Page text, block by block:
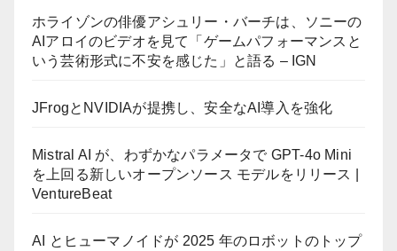
ホライゾンの俳優アシュリー・バーチは、ソニーの
AIアロイのビデオを見て「ゲームパフォーマンスと
いう芸術形式に不安を感じた」と語る – IGN
JFrogとNVIDIAが提携し、安全なAI導入を強化
Mistral AI が、わずかなパラメータで GPT-4o Mini
を上回る新しいオープンソース モデルをリリース |
VentureBeat
AI とヒューマノイドが 2025 年のロボットのトップ